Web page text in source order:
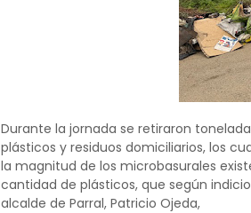
Durante la jornada se retiraron
plásticos y residuos domiciliarios, los
la magnitud de los microbasurales
cantidad de plásticos, que según
alcalde de Parral, Patricio Ojeda,